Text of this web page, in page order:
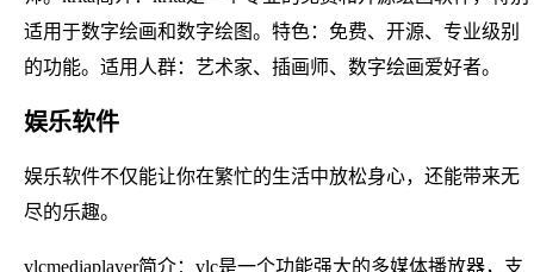
适用于数字绘画和数字绘图。特色：免费、开源、专业级别
的功能。适用人群：艺术家、插画师、数字绘画爱好者。
娱乐软件
娱乐软件不仅能让你在繁忙的生活中放松身心，还能带来无
尽的乐趣。
vlcmediaplayer简介：vlc是一个功能强大的多媒体播放器，支